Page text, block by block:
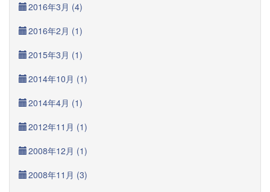
2016年3月 (4)
2016年2月 (1)
2015年3月 (1)
2014年10月 (1)
2014年4月 (1)
2012年11月 (1)
2008年12月 (1)
2008年11月 (3)